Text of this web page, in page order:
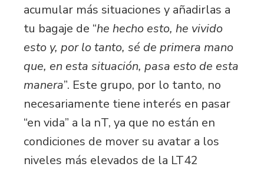
acumular más situaciones y añadirlas a
tu bagaje de “he hecho esto, he vivido
esto y, por lo tanto, sé de primera mano
que, en esta situación, pasa esto de esta
manera”. Este grupo, por lo tanto, no
necesariamente tiene interés en pasar
“en vida” a la nT, ya que no están en
condiciones de mover su avatar a los
niveles más elevados de la LT42